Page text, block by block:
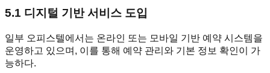
5.1 디지털 기반 서비스 도입
일부 오피스텔에서는 온라인 또는 모바일 기반 예약 시스템을
운영하고 있으며, 이를 통해 예약 관리와 기본 정보 확인이 가
능하다.